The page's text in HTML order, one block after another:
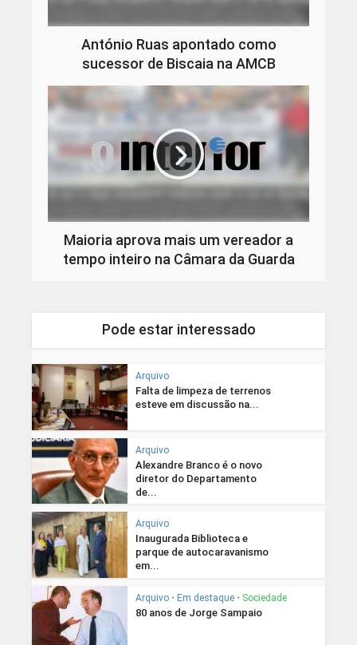
António Ruas apontado como
sucessor de Biscaia na AMCB
Maioria aprova mais um vereador a
tempo inteiro na Câmara da Guarda
Pode estar interessado
Arquivo
Falta de limpeza de terrenos
esteve em discussão na...
Arquivo
Alexandre Branco é o novo
diretor do Departamento
de...
Arquivo
Inaugurada Biblioteca e
parque de autocaravanismo
em...
Arquivo • Em destaque • Sociedade
80 anos de Jorge Sampaio